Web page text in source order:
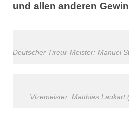
und allen anderen
Deutscher Tireur-Meister: Manuel
Vizemeister: Matthias Laukart